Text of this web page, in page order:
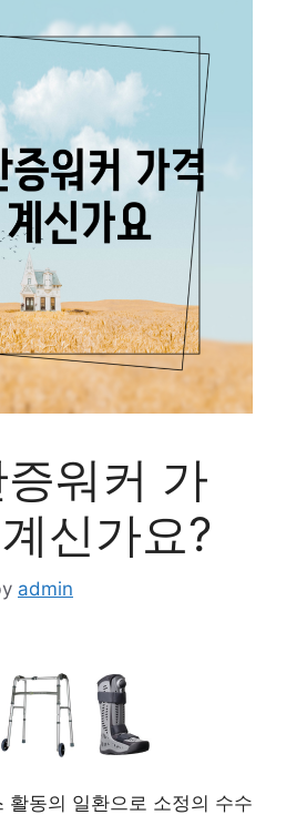
워커 가
신가요?
admin
활동의 일환으로 소정의 수수